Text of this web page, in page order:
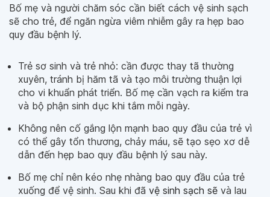
Bố mẹ và người chăm sóc cần biết cách vệ sinh sạch
sẽ cho trẻ, để ngăn ngừa viêm nhiễm gây ra hẹp bao
quy đầu bệnh lý.
Trẻ sơ sinh và trẻ nhỏ: cần được thay tã thường
xuyên, tránh bị hăm tã và tạo môi trường thuận lợi
cho vi khuẩn phát triển. Bố mẹ cần vạch ra kiểm tra
và bộ phận sinh dục khi tắm mỗi ngày.
Không nên cố gắng lộn mạnh bao quy đầu của trẻ vì
có thể gây tổn thương, chảy máu, sẽ tạo sẹo xơ dễ
dẫn đến hẹp bao quy đầu bệnh lý sau này.
Bố mẹ chỉ nên kéo nhẹ nhàng bao quy đầu của trẻ
xuống để vệ sinh. Sau khi đã vệ sinh sạch sẽ và lau